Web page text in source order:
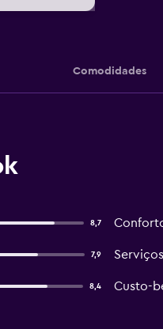
Comodidades
8,7
7,9 Serviços
8,4 Custo-